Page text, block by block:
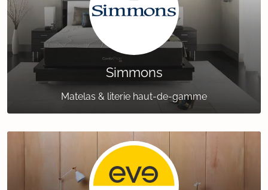
Simmons
Matelas & literie haut-de-gamme